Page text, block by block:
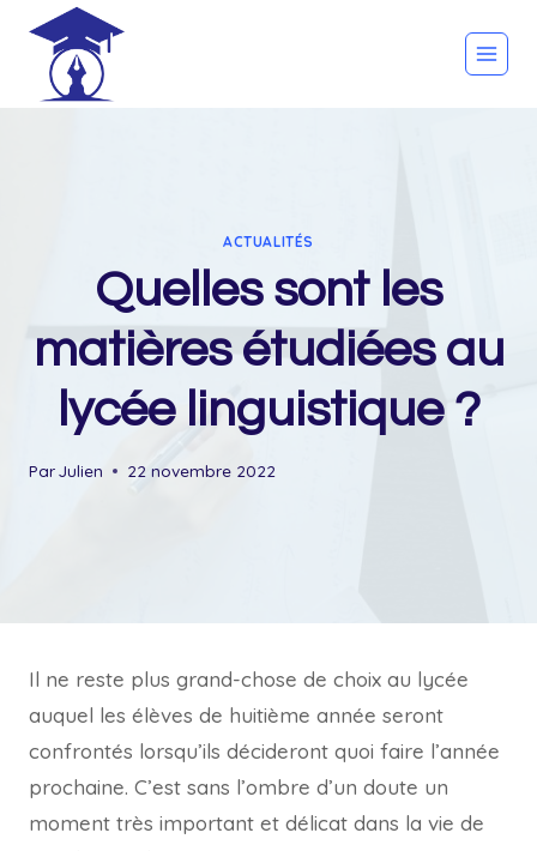
content
ACTUALITÉS
Quelles sont les
matières étudiées au
lycée linguistique ?
ParJulien 22 novembre 2022
Il ne reste plus grand-chose de choix au lycée
auquel les élèves de huitième année seront
confrontés lorsqu’ils décideront quoi faire l’année
prochaine. C’est sans l’ombre d’un doute un
moment très important et délicat dans la vie de